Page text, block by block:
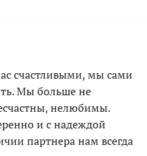
счастливыми, мы сами
Мы больше не
нелюбимы.
и с надеждой
партнера нам всегда